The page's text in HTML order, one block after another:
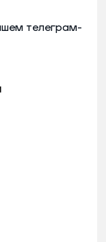
телеграм-